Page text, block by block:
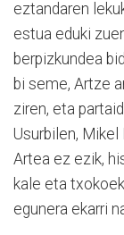
eztandaren
estua eduki
berpizkundea
bi seme, Artze
ziren, eta
Usurbilen,
Artea ez ezik,
kale eta
egunera ekarri